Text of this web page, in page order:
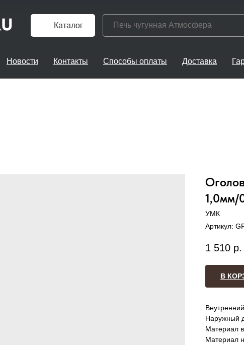
Каталог
Новости Контакты Способы оплаты Доставка
1,0мм/
УМК
Артикул:
1 510 р.
В
Наружный
Материал
Материал